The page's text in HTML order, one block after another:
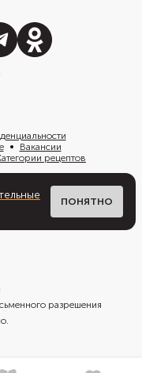
Вакансии
рецептов
разрешения
ПОНЯТНО